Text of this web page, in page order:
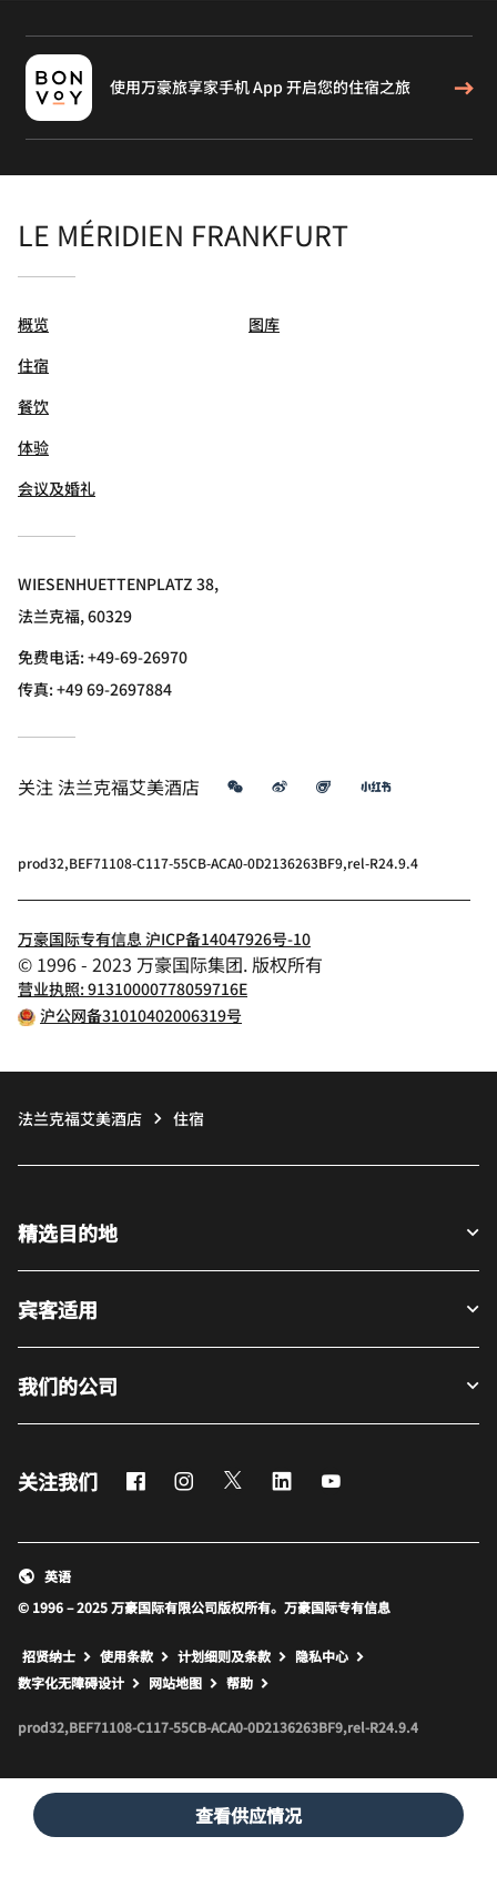
查看供应情况
使用万豪旅享家手机 App 开启您的住宿之旅
LE MÉRIDIEN FRANKFURT
概览
住宿
餐饮
体验
会议及婚礼
图库
WIESENHUETTENPLATZ 38,
法兰克福, 60329
免费电话:+49-69-26970
传真:+49 69-2697884
关注 法兰克福艾美酒店 微信 微博 飞猪 小红书
prod32,BEF71108-C117-55CB-ACA0-0D2136263BF9,rel-R24.9.4
万豪国际专有信息 沪ICP备14047926号-10
© 1996 - 2023 万豪国际集团. 版权所有
营业执照: 91310000778059716E
沪公网备31010402006319号
法兰克福艾美酒店 住宿
精选目的地
宾客适用
我们的公司
关注我们 FacebookInstagram
Twitter LinkedIn
© 1996 – 2025 万豪国际有限公司版权所有。万豪国际专有信息
英语
招贤纳士 使用条款 计划细则及条款
隐私中心
数字化无障碍设计
网站地图 打开新窗口
帮助
prod32,BEF71108-C117-55CB-ACA0-0D2136263BF9,rel-R24.9.4